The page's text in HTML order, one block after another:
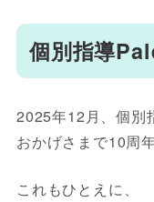
個別指導
2025年12月、個別
おかげさまで10周
これもひとえに、